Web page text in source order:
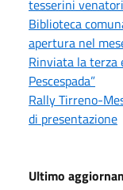
tesserini
Biblioteca
apertura nel
Rinviata la terza
Pescespada”
Rally Tirreno-
di presentazione
Ultimo